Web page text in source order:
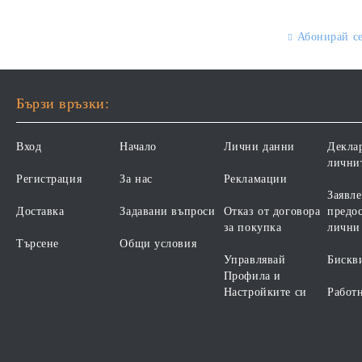
ДЕРМАТОЗИ И СИЛНО
КОЗИНА". "НАМАЛЯВАНЕ
ХРАНИ
Абонирай се
Бързи връзки:
Вход
Регистрация
Доставка
Търсене
Начало
За нас
Задавани въпроси
Общи условия
Лични данни
Рекламации
Отказ от договора
за покупка
Управлявай
Профила и
Настройките си